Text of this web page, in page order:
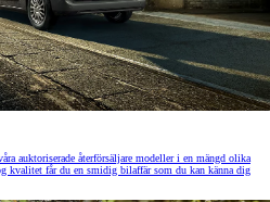
auktoriserade återförsäljare modeller i en mängd olika
kvalitet får du en smidig bilaffär som du kan känna dig